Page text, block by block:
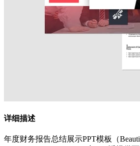
详细描述
年度财务报告总结展示PPT模板（